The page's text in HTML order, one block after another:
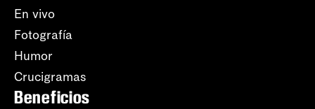
En vivo
Fotografía
Humor
Crucigramas
Beneficios